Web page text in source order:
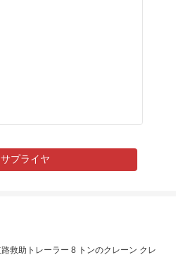
サプライヤ